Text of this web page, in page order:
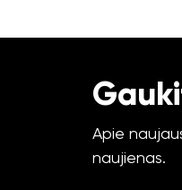
Apie
naujienas.